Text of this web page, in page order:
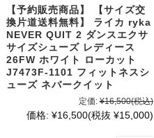
【予約販売商品】 【サイズ交
換片道送料無料】 ライカ ryka
NEVER QUIT 2 ダンスエクサ
サイズシューズ レディース
26FW ホワイト ローカット
J7473F-1101 フィットネスシ
ューズ ネバークイット
定価: ¥16,500(税込)
価格: ¥16,500(税抜 ¥15,000)